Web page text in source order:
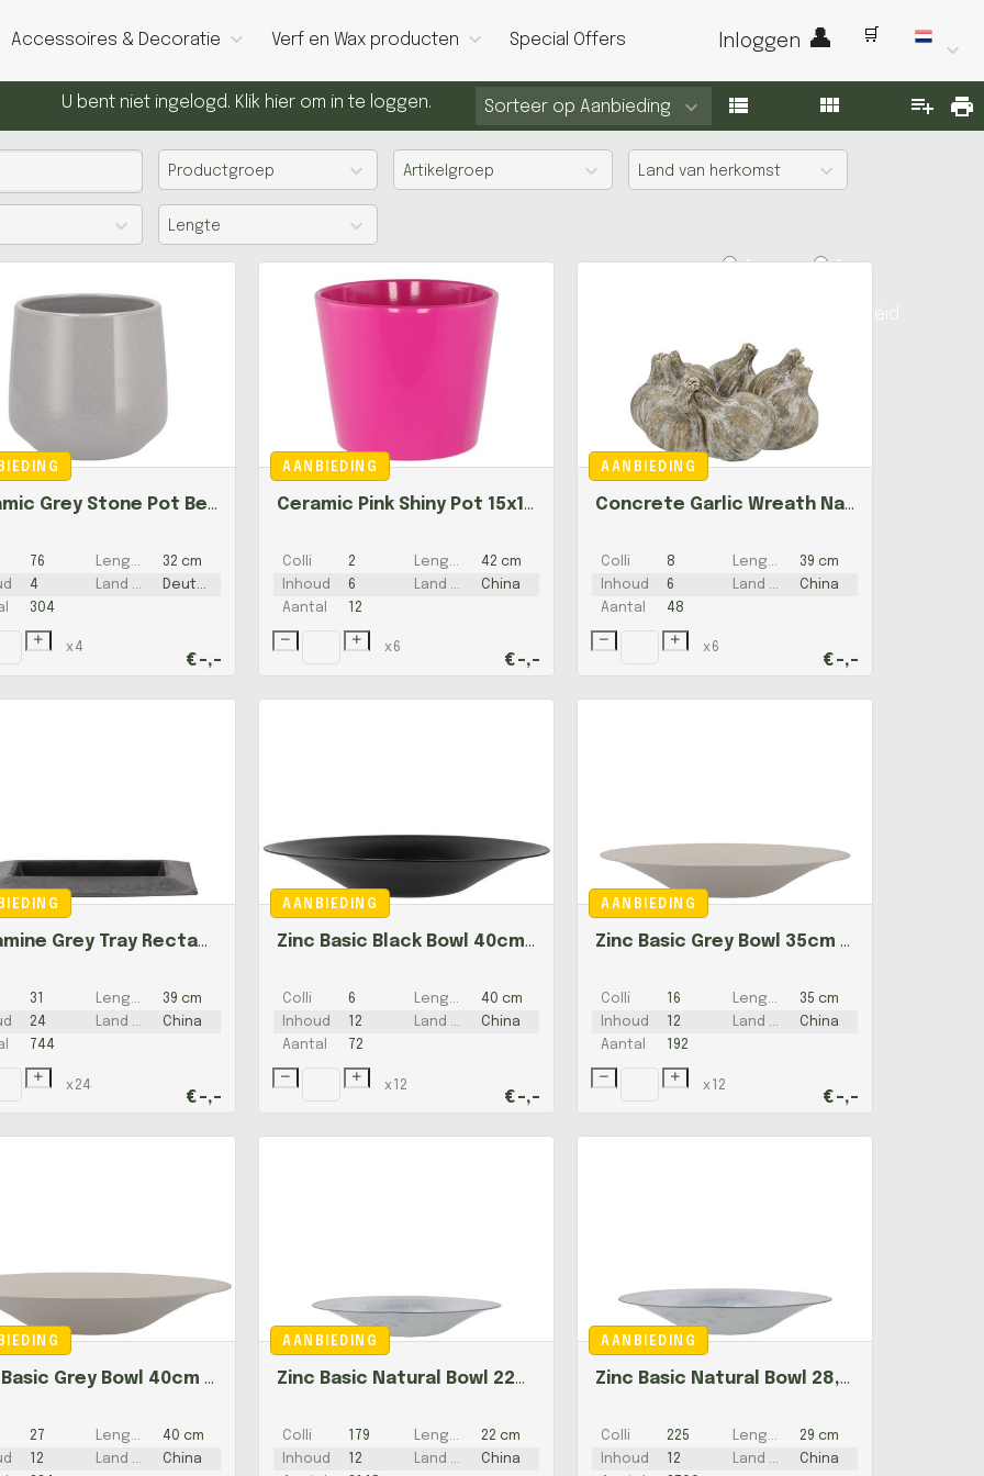
Accessoires & Decoratie Verf en Wax producten Special Offers Inloggen
U bent niet ingelogd. Klik hier om in te loggen. Sorteer op Aanbieding
Productgroep Artikelgroep Land van herkomst
Lengte
Ceramic Grey Stone Pot Berlin 16x14,5cm
76 Lengte
32 cm
4 Land van herkomst
Deutsch
304
€-,-
x4
AANBIEDING
Ceramic Pink Shiny Pot 15x13,5cm Nm
Colli 2 Lengte
42 cm
Inhoud
6 Land van herkomst
China
Aantal
12
€-,-
x6
AANBIEDING
Concrete Garlic Wreath Natural 20x20x9cm Nm
Colli 8 Lengte
39 cm
Inhoud
6 Land van herkomst
China
Aantal
48
€-,-
x6
Melamine Grey Tray Rectangle 28x16x3cm Nm
31 Lengte
39 cm
24 Land van herkomst
China
744
€-,-
x 24
AANBIEDING
Zinc Basic Black Bowl 40cm Nm
Colli 6 Lengte
40 cm
Inhoud
12 Land van herkomst
China
Aantal
72
€-,-
x 12
AANBIEDING
Zinc Basic Grey Bowl 35cm Nm
Colli 16 Lengte
35 cm
Inhoud
12 Land van herkomst
China
Aantal
192
€-,-
x 12
Zinc Basic Grey Bowl 40cm Nm
27 Lengte
40 cm
12 Land van herkomst
China
AANBIEDING
Zinc Basic Natural Bowl 22cm Nm
Colli 179 Lengte
22 cm
Inhoud
12 Land van herkomst
China
AANBIEDING
Zinc Basic Natural Bowl 28,5cm Nm
Colli 225 Lengte
29 cm
Inhoud
12 Land van herkomst
China